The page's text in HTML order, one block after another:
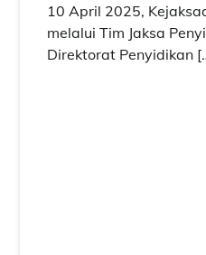
10 April 2025,
melalui Tim Jaksa
Direktorat Penyidikan